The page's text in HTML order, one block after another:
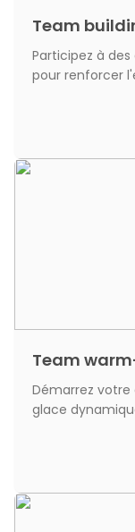
Team
Participez à
pour renforcer
Team
Démarrez
glace